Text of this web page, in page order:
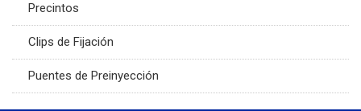
Precintos
Clips de Fijación
Puentes de Preinyección